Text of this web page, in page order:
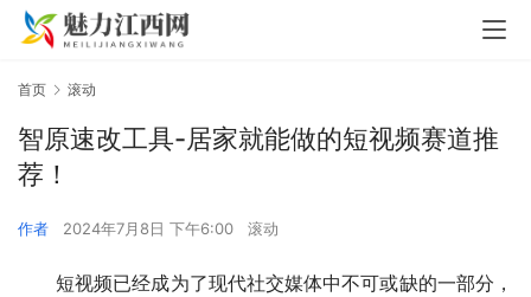
首页 滚动
智原速改工具-居家就能做的短视频赛道推
荐！
作者 2024年7月8日 下午6:00 滚动
短视频已经成为了现代社交媒体中不可或缺的一部分，